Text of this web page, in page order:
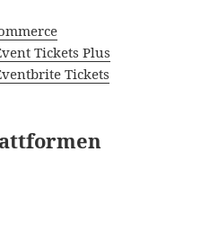
Tickets Plus
Tickets